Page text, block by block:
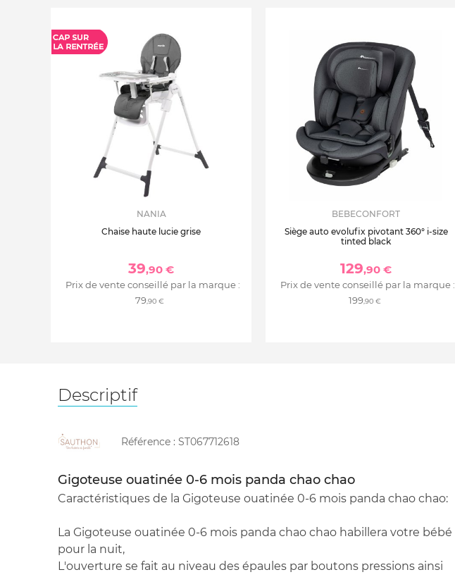
NANIA
Chaise haute lucie grise
39,90 €
Prix de vente conseillé par la marque :
79,90 €
BEBECONFORT
Siège auto evolufix pivotant 360° i-size
tinted black
129,90 €
Prix de vente conseillé par la marque :
199,90 €
Descriptif
Référence : ST067712618
Gigoteuse ouatinée 0-6 mois panda chao chao
Caractéristiques de la Gigoteuse ouatinée 0-6 mois panda chao chao:
La Gigoteuse ouatinée 0-6 mois panda chao chao habillera votre bébé
pour la nuit,
L'ouverture se fait au niveau des épaules par boutons pressions ainsi